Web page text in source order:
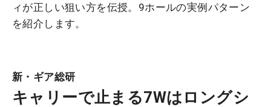
ィが正しい狙い方を伝授。9ホールの実例パターン
を紹介します。
新・ギア総研
キャリーで止まる7Wはロングシ